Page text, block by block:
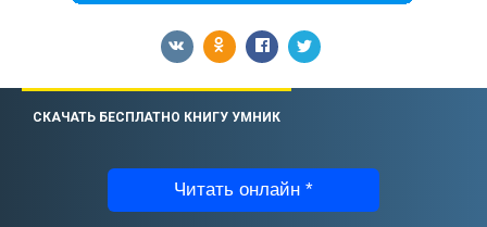
СКАЧАТЬ БЕСПЛАТНО КНИГУ УМНИК
Читать онлайн *